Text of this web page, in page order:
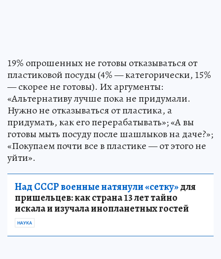
19% опрошенных не готовы отказываться от
пластиковой посуды (4% — категорически, 15%
— скорее не готовы). Их аргументы:
«Альтернативу лучше пока не придумали.
Нужно не отказываться от пластика, а
придумать, как его перерабатывать»; «А вы
готовы мыть посуду после шашлыков на даче?»;
«Покупаем почти все в пластике — от этого не
уйти».
Над СССР военные натянули «сетку»для
пришельцев: как страна 13 лет тайно
искала и изучала инопланетных гостей
НАУКА